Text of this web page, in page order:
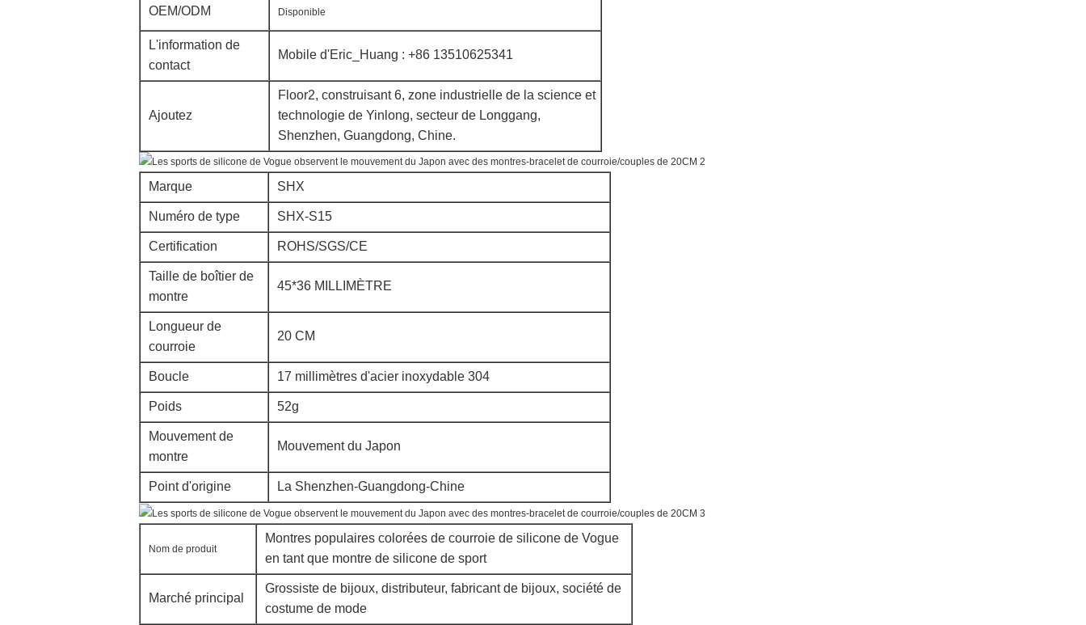
OEM/ODM Disponible
L'information de
contact
Mobile d'Eric_Huang : +86 13510625341
Ajoutez
Floor2, construisant 6, zone industrielle de la science et
technologie de Yinlong, secteur de Longgang,
Shenzhen, Guangdong, Chine.
Marque SHX
Numéro de type SHX-S15
Certification ROHS/SGS/CE
Taille de boîtier de
montre
45*36 MILLIMÈTRE
Longueur de
courroie
20 CM
Boucle 17 millimètres d'acier inoxydable 304
Poids 52g
Mouvement de
montre
Mouvement du Japon
Point d'origine La Shenzhen-Guangdong-Chine
Nom de produit
Montres populaires colorées de courroie de silicone de Vogue
en tant que montre de silicone de sport
Marché principal
Grossiste de bijoux, distributeur, fabricant de bijoux, société de
costume de mode